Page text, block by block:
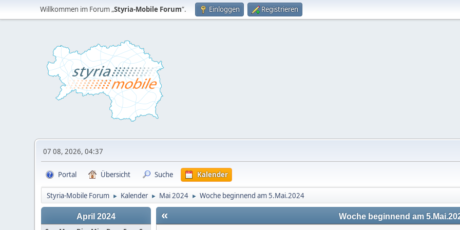
Willkommen im Forum „Styria-Mobile Forum“. Einloggen Registrieren
07 08, 2026, 04:37
Portal Übersicht Suche Kalender
Styria-Mobile Forum ► Kalender ► Mai 2024 ► Woche beginnend am 5.Mai.2024
April 2024 « Woche beginnend am